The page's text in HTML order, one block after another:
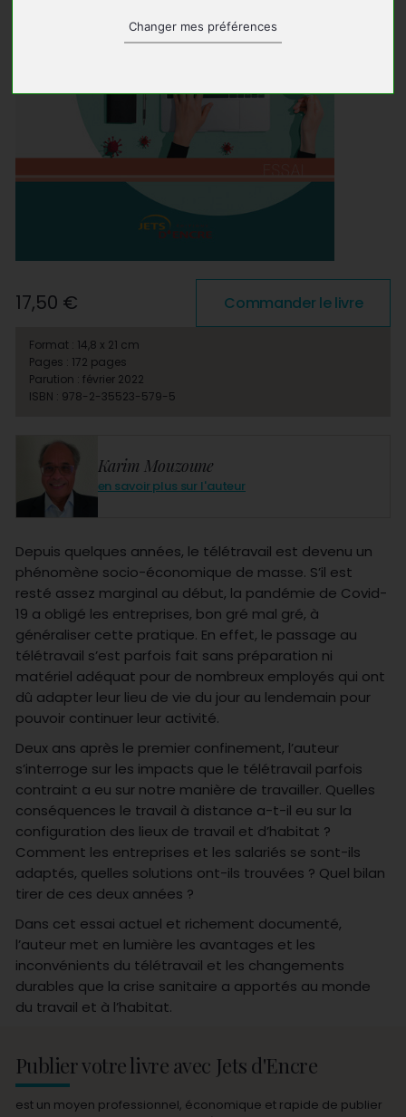
Changer mes préférences
Karim Mouzoune
en savoir plus sur l'auteur
Depuis quelques années, le télétravail est devenu un
phénomène socio-économique de masse. S’il est
resté assez marginal au début, la pandémie de Covid-
19 a obligé les entreprises, bon gré mal gré, à
généraliser cette pratique. En effet, le passage au
télétravail s’est parfois fait sans préparation ni
matériel adéquat pour de nombreux employés qui ont
dû adapter leur lieu de vie du jour au lendemain pour
pouvoir continuer leur activité.
Deux ans après le premier confinement, l’auteur
s’interroge sur les impacts que le télétravail parfois
contraint a eu sur notre manière de travailler. Quelles
conséquences le travail à distance a-t-il eu sur la
configuration des lieux de travail et d’habitat ?
Comment les entreprises et les salariés se sont-ils
adaptés, quelles solutions ont-ils trouvées ? Quel bilan
tirer de ces deux années ?
Dans cet essai actuel et richement documenté,
l’auteur met en lumière les avantages et les
inconvénients du télétravail et les changements
durables que la crise sanitaire a apportés au monde
du travail et à l’habitat.
17,50 € Commander le livre
Format : 14,8 x 21 cm
Pages : 172 pages
Parution : février 2022
ISBN : 978-2-35523-579-5
Publier votre livre avec Jets d'Encre
est un moyen professionnel, économique et rapide de publier